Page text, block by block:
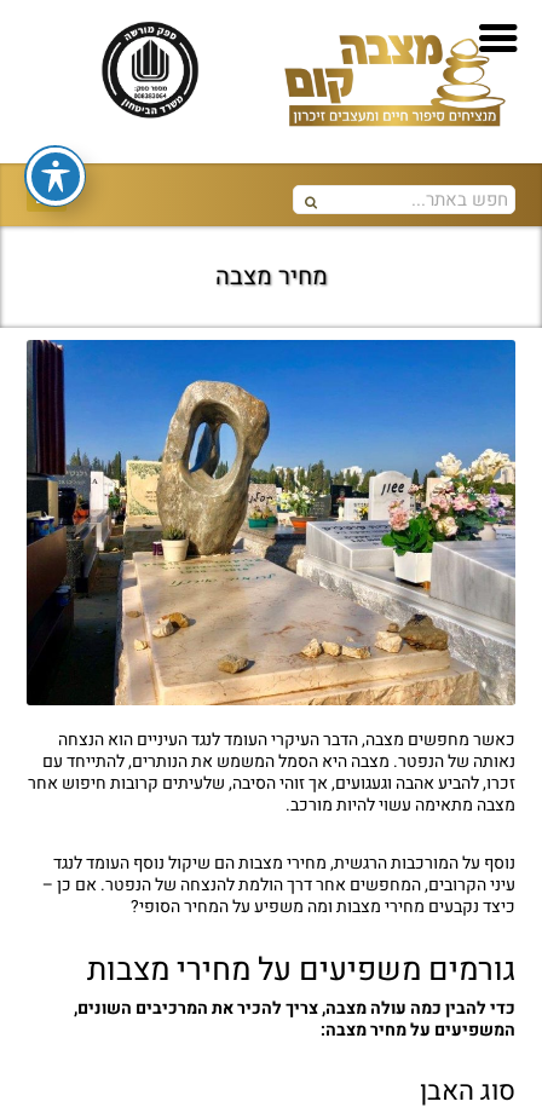
מחיר מצבה
כאשר מחפשים מצבה, הדבר העיקרי העומד לנגד העיניים הוא הנצחה
נאותה של הנפטר. מצבה היא הסמל המשמש את הנותרים, להתייחד עם
זכרו, להביע אהבה וגעגועים, אך זוהי הסיבה, שלעיתים קרובות חיפוש אחר
מצבה מתאימה עשוי להיות מורכב.
נוסף על המורכבות הרגשית, מחירי מצבות הם שיקול נוסף העומד לנגד
עיני הקרובים, המחפשים אחר דרך הולמת להנצחה של הנפטר. אם כן –
כיצד נקבעים מחירי מצבות ומה משפיע על המחיר הסופי?
גורמים משפיעים על מחירי מצבות
כדי להבין כמה עולה מצבה, צריך להכיר את המרכיבים השונים,
המשפיעים על מחיר מצבה:
סוג האבן